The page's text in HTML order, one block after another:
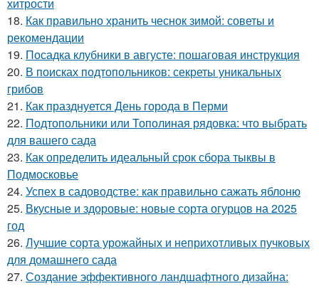
18. Как правильно хранить чеснок зимой: советы и
рекомендации
19. Посадка клубники в августе: пошаговая инструкция
20. В поисках подтопольников: секреты уникальных
грибов
21. Как празднуется День города в Перми
22. Подтопольники или Тополиная рядовка: что выбрать
для вашего сада
23. Как определить идеальный срок сбора тыквы в
Подмосковье
24. Успех в садоводстве: как правильно сажать яблоню
25. Вкусные и здоровые: новые сорта огурцов на 2025
год
26. Лучшие сорта урожайных и неприхотливых пучковых
для домашнего сада
27. Создание эффективного ландшафтного дизайна: